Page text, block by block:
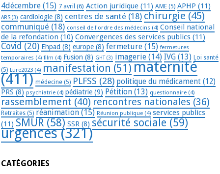
4décembre (15) 7 avril (6) Action juridique (11) AME (5) APHP (11)
ARS (3) cardiologie (8) centres de santé (18) chirurgie (45)
communiqué (18) conseil de l'ordre des médecins (4) Conseil national
de la refondation (10) Convergences des services publics (11)
Covid (20) Ehpad (8) europe (8) fermeture (15) fermetures
temporaires (4) film (4) Fusion (8) GHT(3) imagerie (14) IVG (13) Loi santé
(5) Lure2023 (4) manifestation (51) maternité
(411) médecine (5) PLFSS (28) politique du médicament (12)
PRS (8) psychiatrie (4) pédiatrie (9) Pétition (13) questionnaire (4)
rassemblement (40) rencontres nationales (36)
Retraites (5) réanimation (15) Réunion publique (4) services publics
(11) SMUR (58) SSR (8) sécurité sociale (59)
urgences(321)
CATÉGORIES